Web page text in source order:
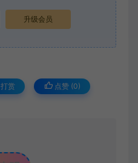
升级会员
打赏 点赞 (0)